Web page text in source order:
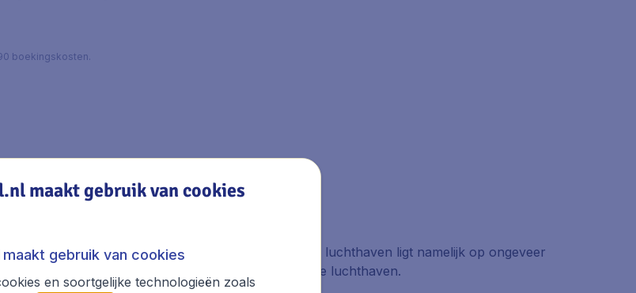
boekingskosten.
je met de auto ongeveer een uur onderweg. De luchthaven ligt namelijk op ongeveer
via de A4 en neem vervolgens de SS336 richting de luchthaven.
maakt gebruik van cookies
gebruik van cookies
en soortgelijke technologieën zoals